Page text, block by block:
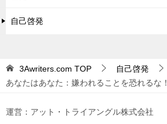
自己啓発
3Awriters.com TOP
自己啓発
あなたはあなた：嫌われることを恐れるな！
運営：アット・トライアングル株式会社